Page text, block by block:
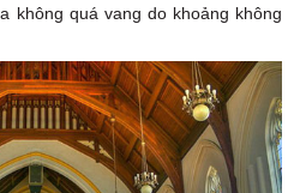
không quá vang do khoảng không